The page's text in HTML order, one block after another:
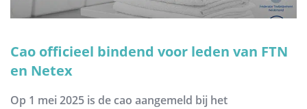
Cao officieel bindend voor leden van FTN
en Netex
Op 1 mei 2025 is de cao aangemeld bij het